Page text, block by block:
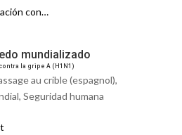
con…
mundializado
la gripe A (H1N1)
au crible (espagnol),
, Seguridad humana